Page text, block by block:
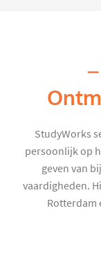
StudyWorks
persoonlijk op
geven van
vaardigheden.
Rotterdam